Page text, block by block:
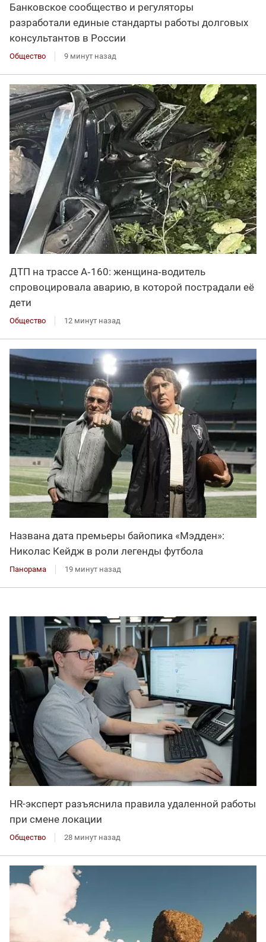
Банковское сообщество и регуляторы
разработали единые стандарты работы долговых
консультантов в России
Общество 9 минут назад
ДТП на трассе А‑160: женщина‑водитель
спровоцировала аварию, в которой пострадали её
дети
Общество 12 минут назад
Названа дата премьеры байопика «Мэдден»:
Николас Кейдж в роли легенды футбола
Панорама 19 минут назад
HR-эксперт разъяснила правила удаленной работы
при смене локации
Общество 28 минут назад